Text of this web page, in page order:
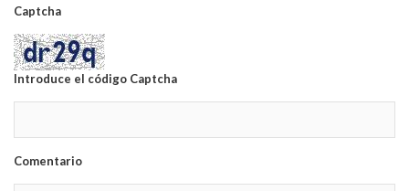
Captcha
Introduce el código Captcha
Comentario